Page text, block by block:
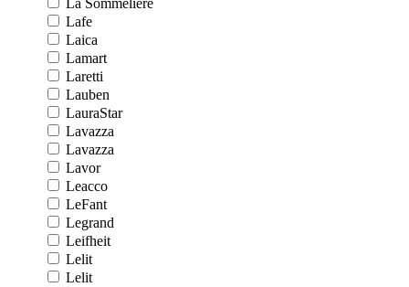
La Sommeliere
Lafe
Laica
Lamart
Laretti
Lauben
LauraStar
Lavazza
Lavazza
Lavor
Leacco
LeFant
Legrand
Leifheit
Lelit
Lelit